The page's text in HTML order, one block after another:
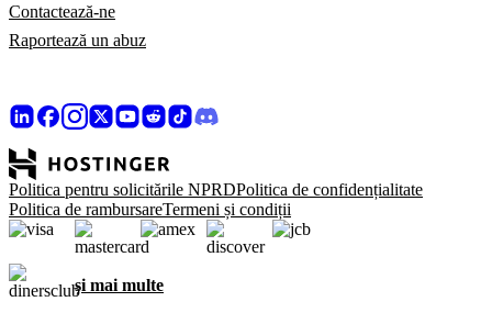
Contactează-ne
Raportează un abuz
Politica pentru solicitările NPRDPolitica de confidențialitate
Politica de rambursareTermeni și condiții
și mai multe